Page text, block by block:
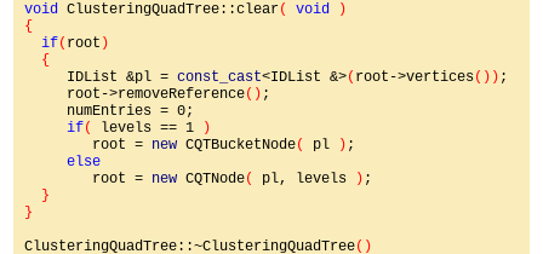
void ClusteringQuadTree::clear( void
)
{
if( root )
  {
IDList &pl = const_cast<IDList &>( root->vertices()) ;
     root->removeReference
() ;
     numEntries = 0;
if( levels == 1
)
root = new CQTBucketNode( pl ) ;
else
root = new CQTNode( pl, levels ) ;
}
}
ClusteringQuadTree::~ClusteringQuadTree()